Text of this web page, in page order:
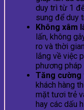
duy trì từ 1
sung để duy
Không xâm
lấn, không
ro và thời
lắng về việc
phương pháp
Tăng cường
khách hàng
mặt tươi trẻ
hay các dấu